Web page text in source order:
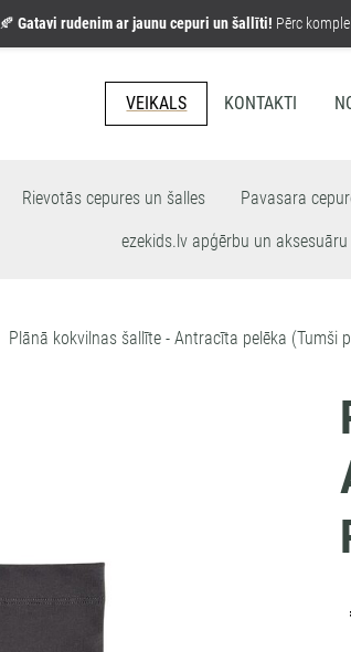
🍂 Gatavi rudenim ar jaunu cepuri un šallīti! Pērc
VEIKALS KONTAKTI
Rievotās cepures un šalles Pavasara
ezekids.lv apģērbu un
Plānā kokvilnas šallīte - Antracīta pelēka (Tumši